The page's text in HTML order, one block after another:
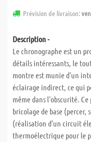
Prévision de livraison:
Description -
Le chronographe est un
détails intéressants, le
montre est munie d'un
éclairage indirect, ce qui
même dans l'obscurité.
bricolage de base
(réalisation d'un circuit
thermoélectrique pour le